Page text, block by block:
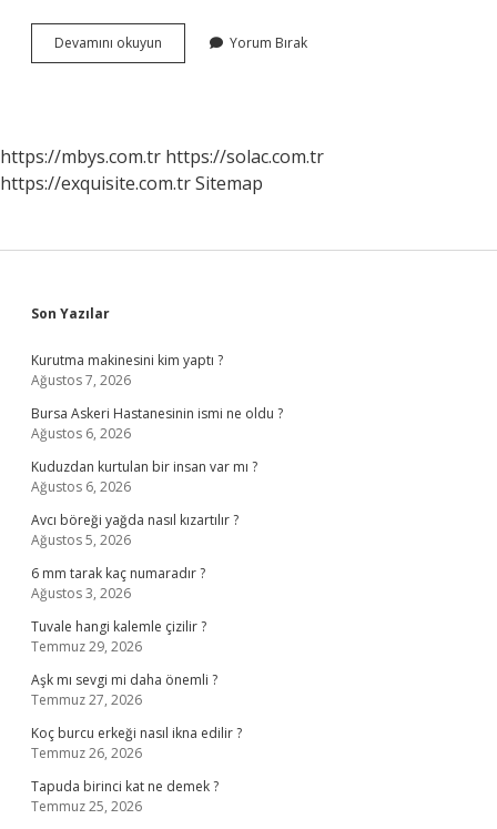
Devamını okuyun
Castro
Yorum Bırak
https://mbys.com.tr https://solac.com.tr
https://exquisite.com.trSitemap
Sidebar
Son Yazılar
Kurutma makinesini kim yaptı ?
Ağustos 7, 2026
Bursa Askeri Hastanesinin ismi ne oldu ?
Ağustos 6, 2026
Kuduzdan kurtulan bir insan var mı ?
Ağustos 6, 2026
Avcı böreği yağda nasıl kızartılır ?
Ağustos 5, 2026
6 mm tarak kaç numaradır ?
Ağustos 3, 2026
Tuvale hangi kalemle çizilir ?
Temmuz 29, 2026
Aşk mı sevgi mi daha önemli ?
Temmuz 27, 2026
Koç burcu erkeği nasıl ikna edilir ?
Temmuz 26, 2026
Tapuda birinci kat ne demek ?
Temmuz 25, 2026